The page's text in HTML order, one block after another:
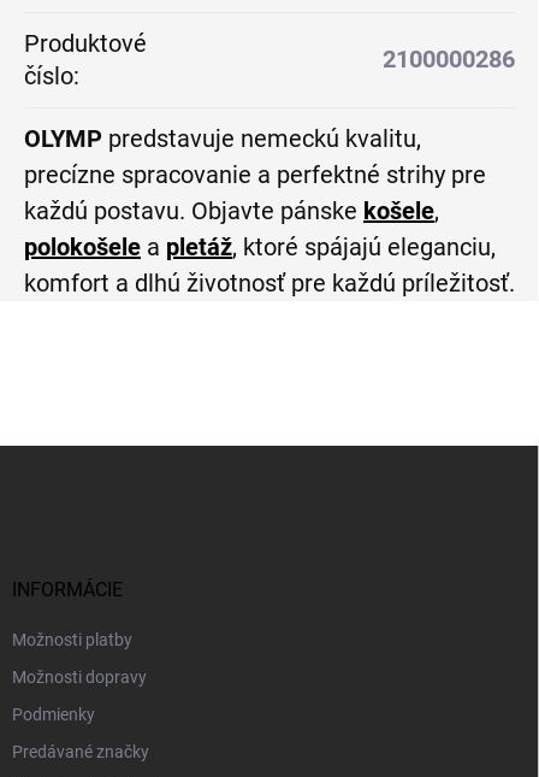
Produktové
číslo:
2100000286
OLYMP predstavuje nemeckú kvalitu,
precízne spracovanie a perfektné strihy pre
každú postavu. Objavte pánske košele,
polokošele a pletáž, ktoré spájajú eleganciu,
komfort a dlhú životnosť pre každú príležitosť.
INFORMÁCIE
Možnosti platby
Možnosti dopravy
Podmienky
Predávané značky